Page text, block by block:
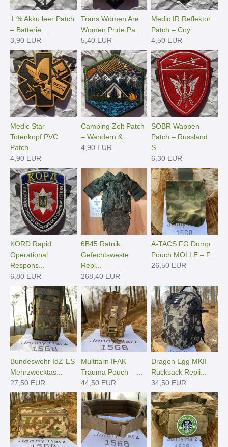
1 % Akku leer Patch
– Batterie...
3,90 EUR
Trans Women Are
Women Pride Pa...
5,40 EUR
Medic IR Reflektor
Patch – Coy...
4,50 EUR
Medic Star
Totenkopf PVC
Patch...
4,90 EUR
Camping Zelt Patch
– Wandern &...
4,90 EUR
SOBR Wappen
Patch – Russland
S...
6,30 EUR
KORD Rapid
Operational
Respons...
6,80 EUR
6B45 Ratnik
Gefechtsweste
Repl...
268,40 EUR
A-TACS FG Dump
Pouch MOLLE – F...
26,50 EUR
Bundeswehr IdZ-ES
Mehrzwecktas...
27,50 EUR
Multitarn IFAK
Trauma Pouch – ...
44,50 EUR
Dragon Egg MKII
Rucksack Repli...
34,50 EUR